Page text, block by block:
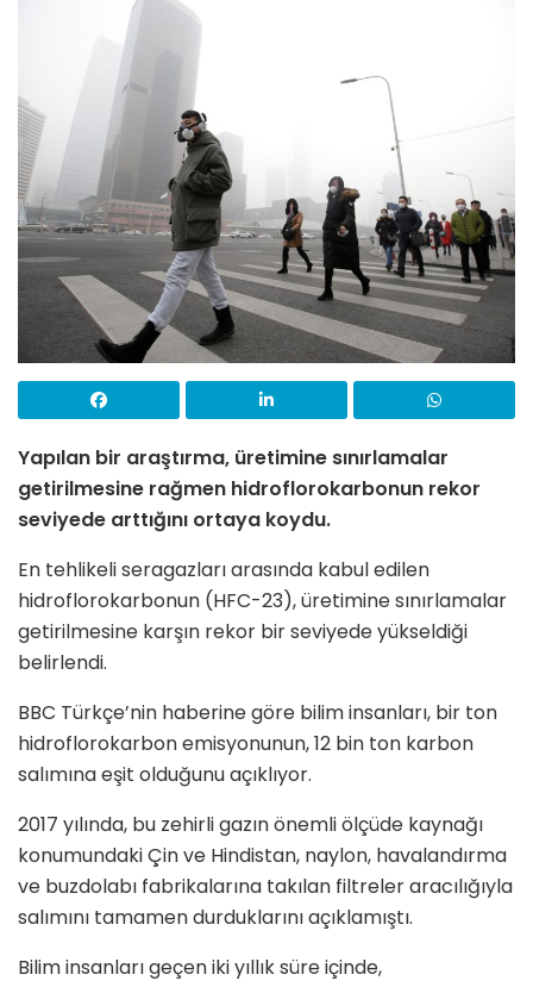
Yapılan bir araştırma, üretimine sınırlamalar
getirilmesine rağmen hidroflorokarbonun rekor
seviyede arttığını ortaya koydu.
En tehlikeli seragazları arasında kabul edilen
hidroflorokarbonun (HFC-23), üretimine sınırlamalar
getirilmesine karşın rekor bir seviyede yükseldiği
belirlendi.
BBC Türkçe’nin haberine göre bilim insanları, bir ton
hidroflorokarbon emisyonunun, 12 bin ton karbon
salımına eşit olduğunu açıklıyor.
2017 yılında, bu zehirli gazın önemli ölçüde kaynağı
konumundaki Çin ve Hindistan, naylon, havalandırma
ve buzdolabı fabrikalarına takılan filtreler aracılığıyla
salımını tamamen durduklarını açıklamıştı.
Bilim insanları geçen iki yıllık süre içinde,